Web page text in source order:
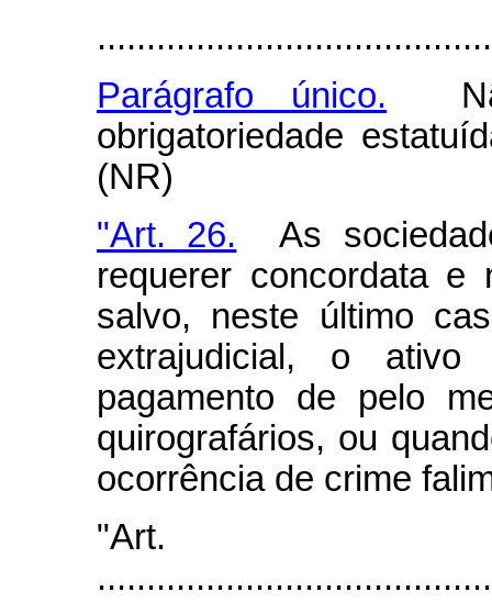
Parágrafo único.
obrigatoriedade
(NR)
"Art. 26. As
requerer concordata e
salvo, neste último
extrajudicial, o
pagamento de pelo
quirografários, ou
ocorrência de crime